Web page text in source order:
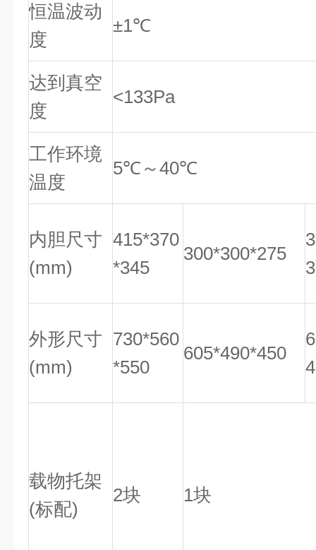
恒温波动
度
±1℃
达到真空
度
<133Pa
工作环境
温度
5℃～40℃
内胆尺寸
(mm)
415*370
*345
300*300*275
外形尺寸
(mm)
730*560
*550
605*490*450
载物托架
(标配)
2块 1块